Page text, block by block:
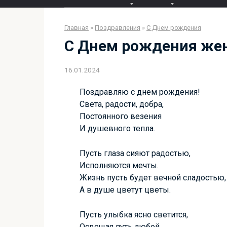
Главная » Поздравления » С Днем рождения
С Днем рождения
16.01.2024
Поздравляю с днем рождения!
Света, радости, добра,
Постоянного везения
И душевного тепла.
Пусть глаза сияют радостью,
Исполняются мечты.
Жизнь пусть будет вечной сладостью,
А в душе цветут цветы.
Пусть улыбка ясно светится,